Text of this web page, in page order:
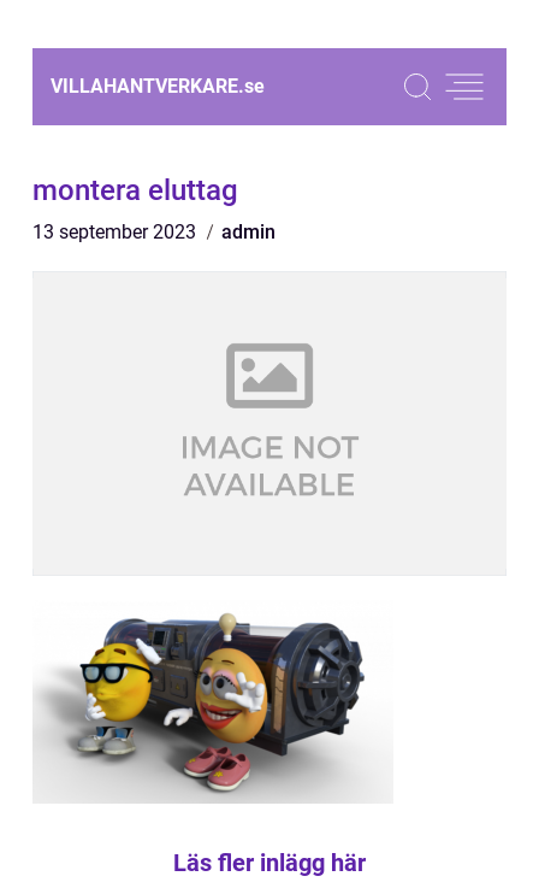
VILLAHANTVERKARE.se
montera eluttag
13 september 2023 admin
Läs fler inlägg här